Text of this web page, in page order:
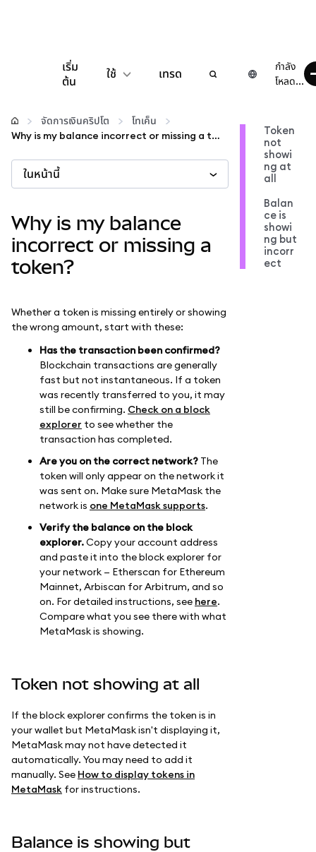
เริ่ม
ต้น
ใช้
กำหนดค่า
เว็บ 3 เพิ่มเติม
รักษาความปลอดภัย
เทรด
กำลัง
โหลด...
จัดการเงินคริปโต
โทเค็น
Why is my balance incorrect or missing a token?
ในหน้านี้
Why is my balance
incorrect or missing a
token?
Whether a token is missing entirely or showing
the wrong amount, start with these:
Has the transaction been confirmed?
Blockchain transactions are generally
fast but not instantaneous. If a token
was recently transferred to you, it may
still be confirming. Check on a block
explorer to see whether the
transaction has completed.
Are you on the correct network? The
token will only appear on the network it
was sent on. Make sure MetaMask the
network is one MetaMask supports.
Verify the balance on the block
explorer.Copy your account address
and paste it into the block explorer for
your network — Etherscan for Ethereum
Mainnet, Arbiscan for Arbitrum, and so
on. For detailed instructions, see here.
Compare what you see there with what
MetaMask is showing.
Token not showing at all
If the block explorer confirms the token is in
your wallet but MetaMask isn't displaying it,
MetaMask may not have detected it
automatically. You may need to add it
manually. See How to display tokens in
MetaMask for instructions.
Balance is showing but
Token
not
showi
ng at
all
Balan
ce is
showi
ng but
incorr
ect